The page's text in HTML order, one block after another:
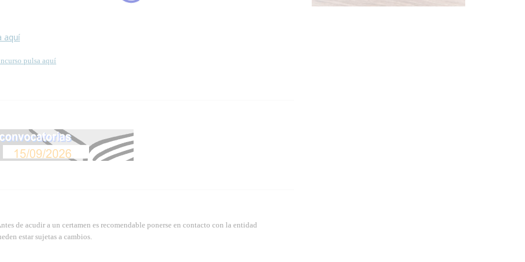
aquí
pulsa aquí
de acudir a un certamen es recomendable ponerse en contacto con la entidad
estar sujetas a cambios.